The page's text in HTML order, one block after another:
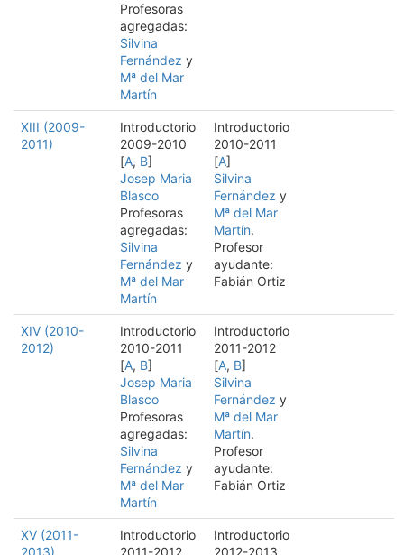
Profesoras
agregadas:
Silvina
Fernández y
Mª del Mar
Martín
XIII (2009-
2011)
Introductorio
2009-2010
[A, B]
Josep Maria
Blasco
Profesoras
agregadas:
Silvina
Fernández y
Mª del Mar
Martín
Introductorio
2010-2011
[A]
Silvina
Fernández y
Mª del Mar
Martín.
Profesor
ayudante:
Fabián Ortiz
XIV (2010-
2012)
Introductorio
2010-2011
[A, B]
Josep Maria
Blasco
Profesoras
agregadas:
Silvina
Fernández y
Mª del Mar
Martín
Introductorio
2011-2012
[A, B]
Silvina
Fernández y
Mª del Mar
Martín.
Profesor
ayudante:
Fabián Ortiz
XV (2011-
2013)
Introductorio
2011-2012
Introductorio
2012-2013